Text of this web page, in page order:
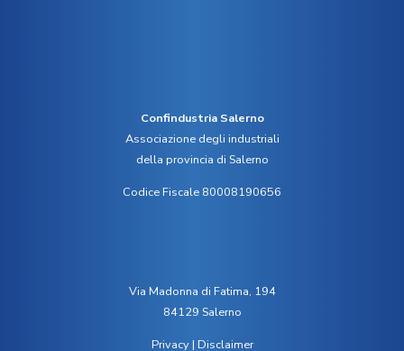
Confindustria Salerno
Associazione degli industriali
della provincia di Salerno
Codice Fiscale 80008190656
Via Madonna di Fatima, 194
84129 Salerno
Privacy| Disclaimer